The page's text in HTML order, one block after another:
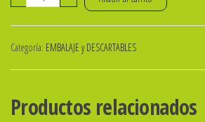
IMPRESO
ECO
200u.
Categoría: EMBALAJE y DESCARTABLES
Productos relacionados